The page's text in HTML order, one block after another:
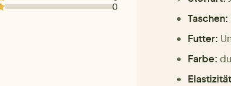
0
Taschen:
Futter:
Farbe: